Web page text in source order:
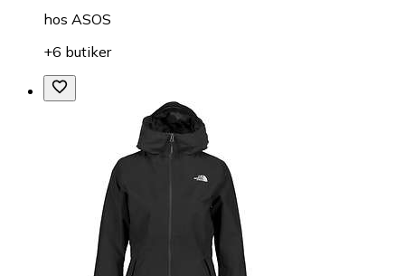
hos ASOS
+6 butiker